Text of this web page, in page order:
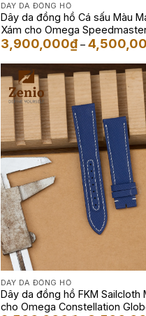
DÂY DA ĐỒNG HỒ
Dây da đồng hồ Cá sấu Màu
Xám cho Omega
3,900,000₫ –
DÂY DA ĐỒNG HỒ
Dây da đồng hồ FKM Sailcloth
cho Omega Constellation